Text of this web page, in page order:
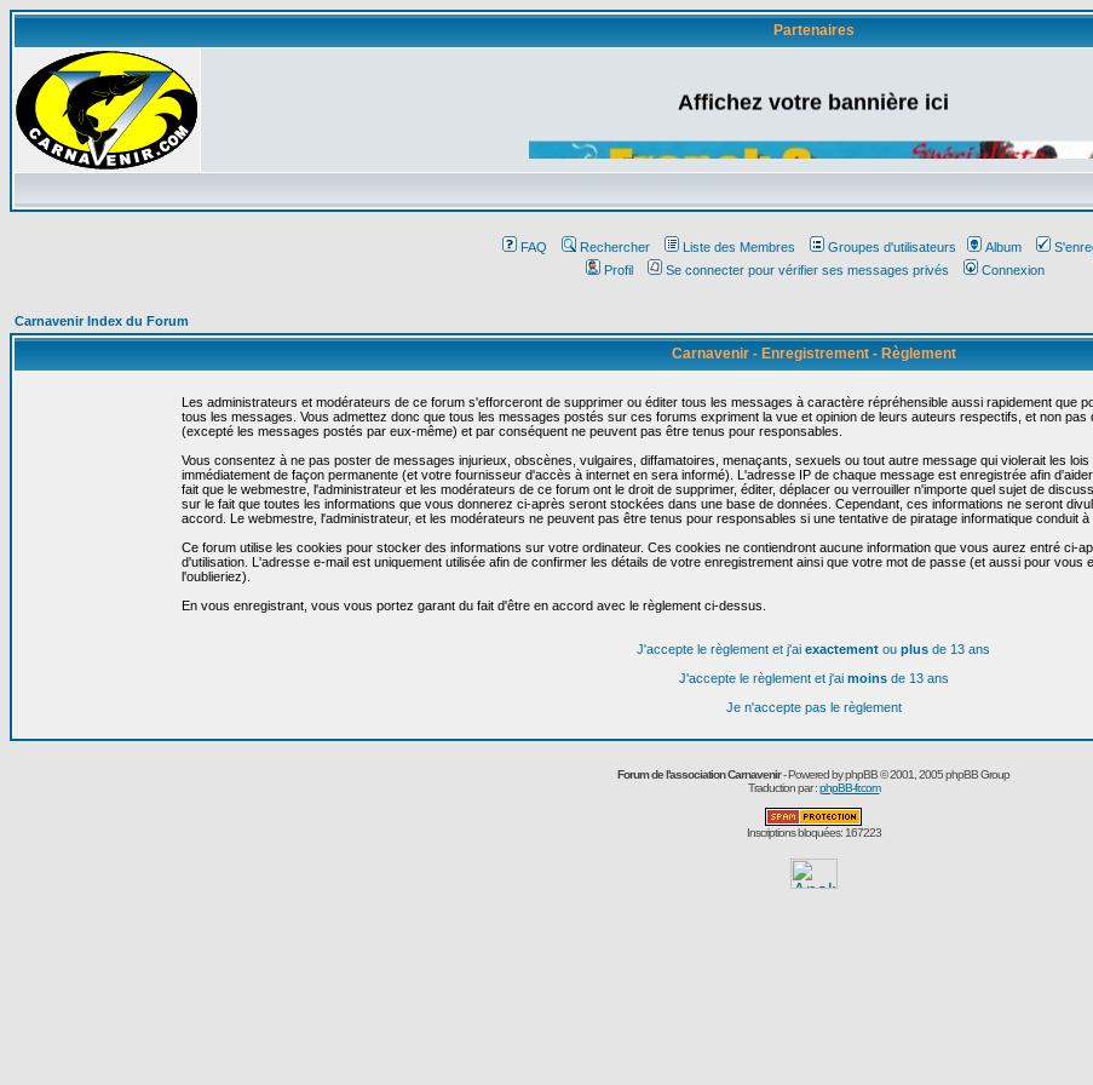
Partenaires
Affichez votre bannière ici
FAQ Rechercher Liste des Membres Groupes d'utilisateurs Album
Profil
Se connecter pour vérifier ses messages privés Connexion
Carnavenir Index du Forum
Carnavenir - Enregistrement - Règlement
Les administrateurs et modérateurs de ce forum s'efforceront de supprimer ou éditer tous les messages à caractère répréhensible aussi rapidement que
tous les messages. Vous admettez donc que tous les messages postés sur ces forums expriment la vue et opinion de leurs auteurs respectifs, et non
(excepté les messages postés par eux-même) et par conséquent ne peuvent pas être tenus pour responsables.
Vous consentez à ne pas poster de messages injurieux, obscènes, vulgaires, diffamatoires, menaçants, sexuels ou tout autre message qui violerait les
immédiatement de façon permanente (et votre fournisseur d'accès à internet en sera informé). L'adresse IP de chaque message est enregistrée afin
fait que le webmestre, l'administrateur et les modérateurs de ce forum ont le droit de supprimer, éditer, déplacer ou verrouiller n'importe quel sujet de
sur le fait que toutes les informations que vous donnerez ci-après seront stockées dans une base de données. Cependant, ces informations ne seront
accord. Le webmestre, l'administrateur, et les modérateurs ne peuvent pas être tenus pour responsables si une tentative de piratage informatique conduit à
Ce forum utilise les cookies pour stocker des informations sur votre ordinateur. Ces cookies ne contiendront aucune information que vous aurez entré ci-
d'utilisation. L'adresse e-mail est uniquement utilisée afin de confirmer les détails de votre enregistrement ainsi que votre mot de passe (et aussi pour
l'oublieriez).
En vous enregistrant, vous vous portez garant du fait d'être en accord avec le règlement ci-dessus.
J'accepte le règlement et j'ai exactement ou plus de 13 ans
J'accepte le règlement et j'ai moinsde 13 ans
Je n'accepte pas le règlement
Forum de l'association Carnavenir- Powered byphpBB© 2001, 2005 phpBB Group
Traduction par :phpBB-fr.com
Inscriptions bloquées: 167223